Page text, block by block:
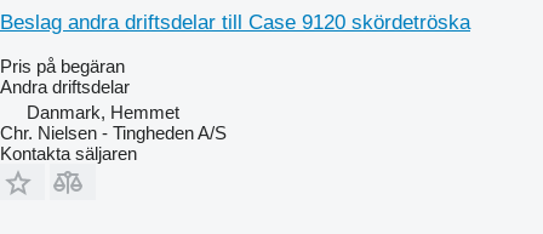
Beslag andra driftsdelar till Case 9120 skördetröska
Pris på begäran
Andra driftsdelar
Danmark, Hemmet
Chr. Nielsen - Tingheden A/S
Kontakta säljaren